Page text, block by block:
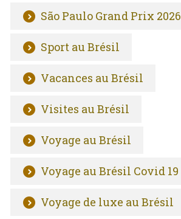
São Paulo Grand Prix 2026
Sport au Brésil
Vacances au Brésil
Visites au Brésil
Voyage au Brésil
Voyage au Brésil Covid 19
Voyage de luxe au Brésil